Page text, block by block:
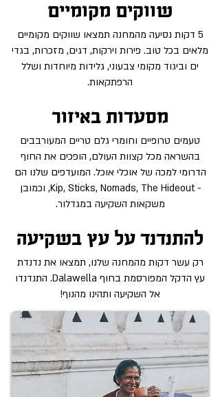
שווקים מקומיים
5 דקות נסיעה מהמחנה תמצאו שווקים מקומיים
מלאים בכל טוב. פירות וירקות, דגים, מזכרות, בגדי
ים וביגוד מקומי צבעוני, גלידות מיוחדות ושלל
הרפתקאות.
מסעדות באיזור
טעמים טרופיים וחומרי גלם טריים המעורבבים
בהשראה מכל קצוות העולם, הופכים את החוף
הדרומי למכה של אוכלי אוכל. המועדפים שלנו הם
- Kip, Sticks, Nomads, The Hideout, וכמובן
משקאות השקיעה במגדלור.
להתנדנד על עץ בשקיעה
רק עשר דקות מהמחנה שלנו, תמצאו את נדנדת
עץ הדקל המפורסמת בחוף Dalawella. התנדנדו
אל השקיעה ותהינו מהנוף!